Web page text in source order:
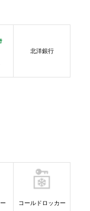
北洋銀行
コールドロッカー